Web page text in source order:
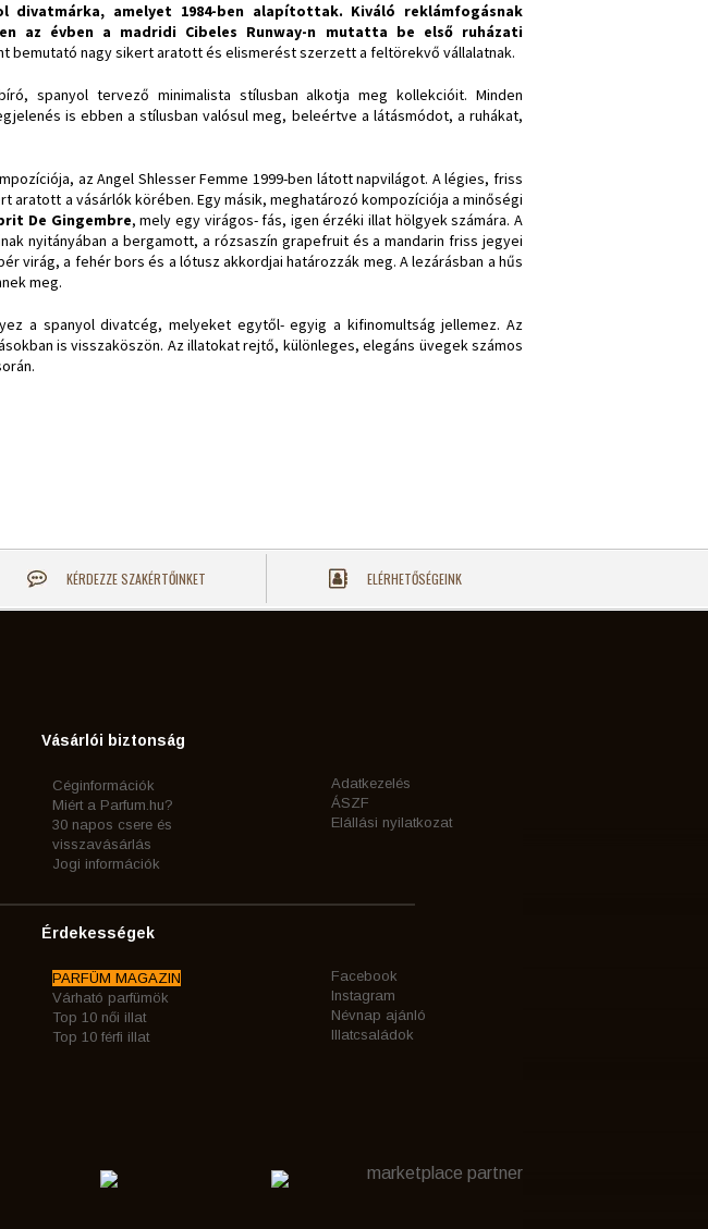
divatmárka, amelyet 1984-ben alapítottak. Kiváló reklámfogásnak
az évben a madridi Cibeles Runway-n mutatta be első ruházati
bemutató nagy sikert aratott és elismerést szerzett a feltörekvő vállalatnak.
spanyol tervező minimalista stílusban alkotja meg kollekcióit. Minden
is ebben a stílusban valósul meg, beleértve a látásmódot, a ruhákat,
az Angel Shlesser Femme 1999-ben látott napvilágot. A légies, friss
aratott a vásárlók körében. Egy másik, meghatározó kompozíciója a minőségi
De Gingembre, mely egy virágos- fás, igen érzéki illat hölgyek számára. A
nyitányában a bergamott, a rózsaszín grapefruit és a mandarin friss jegyei
virág, a fehér bors és a lótusz akkordjai határozzák meg. A lezárásban a hűs
meg.
a spanyol divatcég, melyeket egytől- egyig a kifinomultság jellemez. Az
is visszaköszön. Az illatokat rejtő, különleges, elegáns üvegek számos
KÉRDEZZE SZAKÉRTŐINKET ELÉRHETŐSÉGEINK
Vásárlói biztonság
Céginformációk
Miért a Parfum.hu?
30 napos csere és
visszavásárlás
Jogi információk
Adatkezelés
ÁSZF
Elállási nyilatkozat
Érdekességek
PARFÜM MAGAZIN
Várható parfümök
Top 10 női illat
Top 10 férfi illat
Facebook
Instagram
Névnap ajánló
Illatcsaládok
marketplace partner